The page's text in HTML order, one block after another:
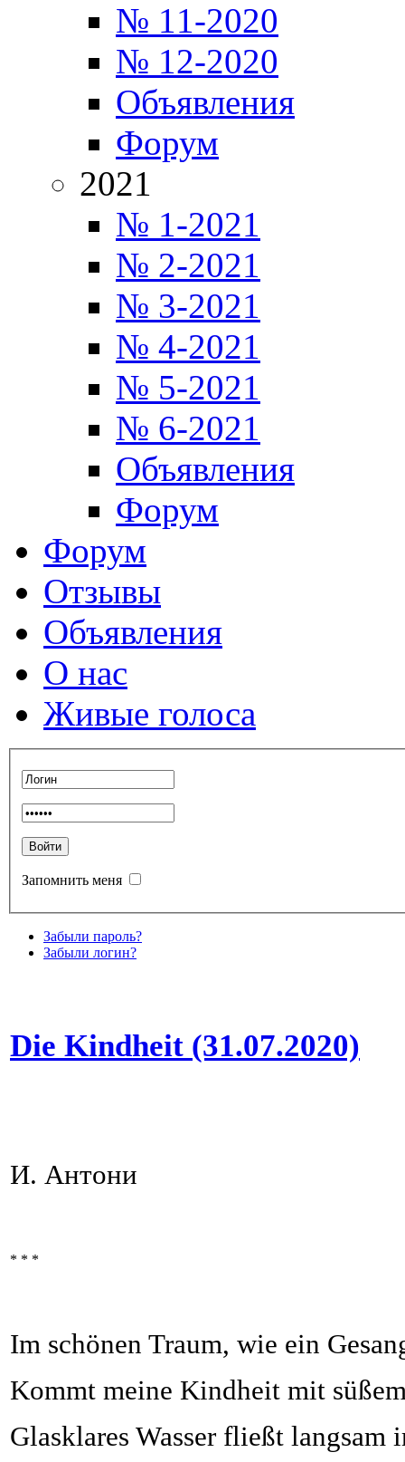
№ 11-2020
№ 12-2020
Объявления
Форум
2021
№ 1-2021
№ 2-2021
№ 3-2021
№ 4-2021
№ 5-2021
№ 6-2021
Объявления
Форум
Форум
Отзывы
Объявления
О нас
Живые голоса
Запомнить меня
Забыли пароль?
Забыли логин?
Die Kindheit (31.07.2020)
И. Антони
* * *
Im schönen Traum, wie ein
Kommt meine Kindheit mit
Glasklares Wasser fließt langsam